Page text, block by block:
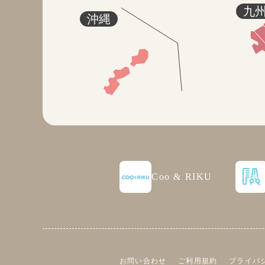
九
沖縄
Coo & RIKU
お問い合わせ ご利用規約 プライバ